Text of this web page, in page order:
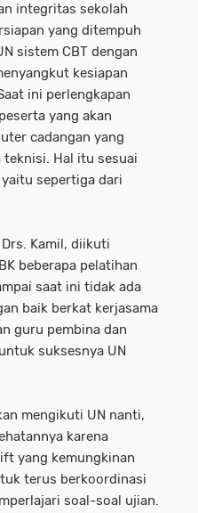
integritas sekolah
yang ditempuh
sistem CBT dengan
kesiapan
ini perlengkapan
yang akan
cadangan yang
Hal itu sesuai
sepertiga dari
Kamil, diikuti
beberapa pelatihan
saat ini tidak ada
baik berkat kerjasama
guru pembina dan
suksesnya UN
mengikuti UN nanti,
karena
yang kemungkinan
terus berkoordinasi
soal-soal ujian.